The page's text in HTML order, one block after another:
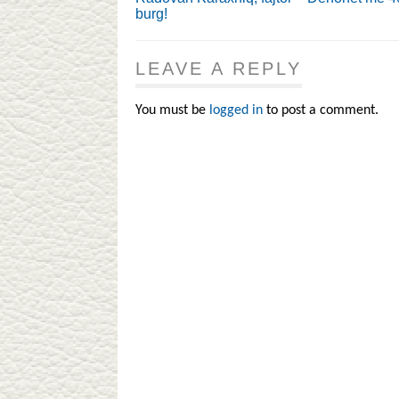
burg!
LEAVE A REPLY
You must be logged in to post a comment.